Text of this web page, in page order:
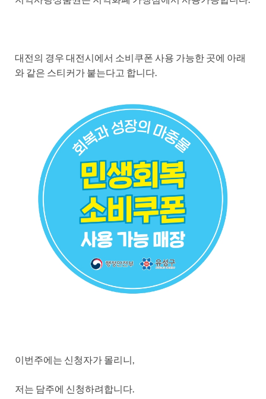
대전의 경우 대전시에서 소비쿠폰 사용 가능한 곳에 아래
와 같은 스티커가 붙는다고 합니다.
이번주에는 신청자가 몰리니,
저는 담주에 신청하려합니다.